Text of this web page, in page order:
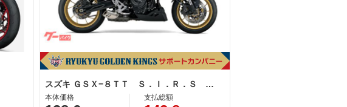
スズキ ＧＳＸ−８ＴＴ Ｓ．Ｉ．Ｒ．Ｓ 純正ビキニカウル
本体価格 支払総額